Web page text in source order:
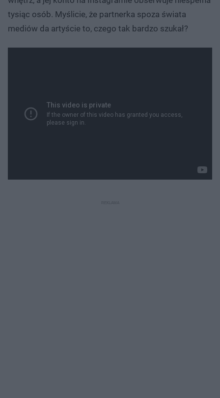
tysiąc osób. Myślicie, że partnerka spoza świata
mediów da artyście to, czego tak bardzo szukał?